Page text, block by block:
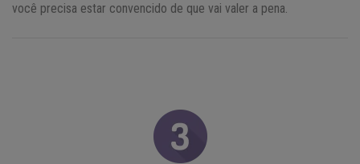
você precisa estar convencido de que vai valer a pena.